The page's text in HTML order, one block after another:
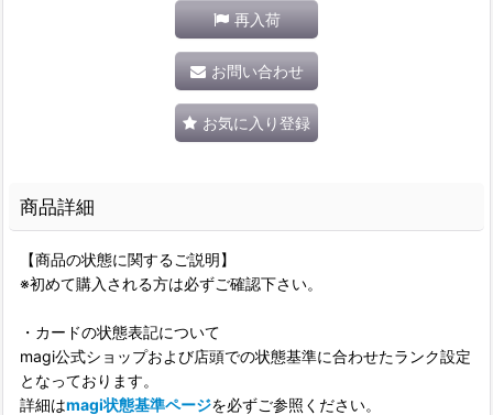
再入荷
お問い合わせ
お気に入り登録
商品詳細
【商品の状態に関するご説明】
※初めて購入される方は必ずご確認下さい。
・カードの状態表記について
magi公式ショップおよび店頭での状態基準に合わせたランク設定
となっております。
詳細はmagi状態基準ページを必ずご参照ください。